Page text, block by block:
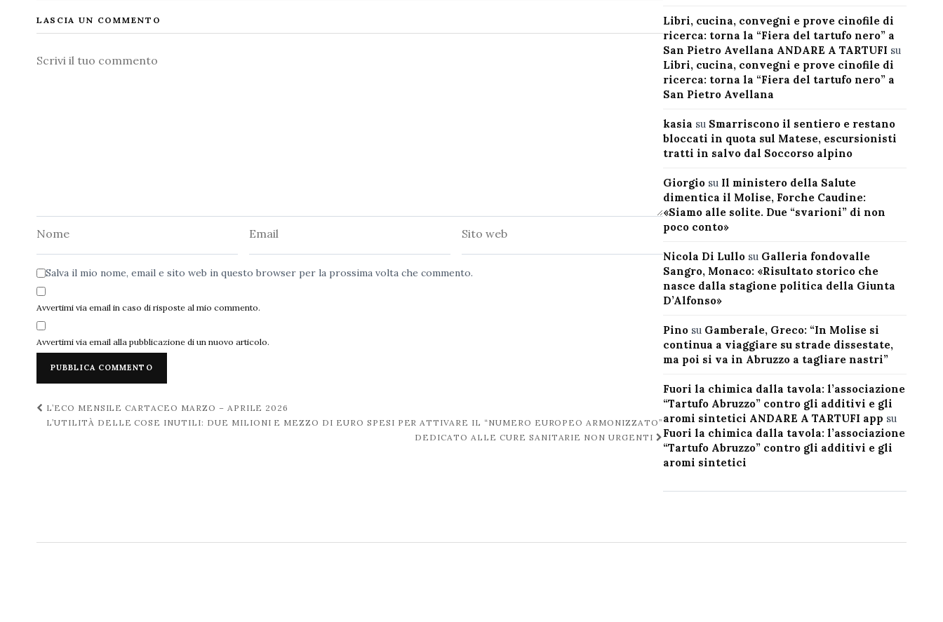
LASCIA UN COMMENTO
Commento
Salva il mio nome, email e sito web in questo browser per la prossima volta che commento.
Avvertimi via email in caso di risposte al mio commento.
Avvertimi via email alla pubblicazione di un nuovo articolo.
Navigazione
post
L’ECO MENSILE CARTACEO MARZO – APRILE 2026
L’UTILITÀ DELLE COSE INUTILI: DUE MILIONI E MEZZO DI EURO SPESI PER ATTIVARE IL “NUMERO EUROPEO ARMONIZZATO”
DEDICATO ALLE CURE SANITARIE NON URGENTI
Libri, cucina, convegni e prove cinofile di
ricerca: torna la “Fiera del tartufo nero” a
San Pietro Avellana ANDARE A TARTUFI su
Libri, cucina, convegni e prove cinofile di
ricerca: torna la “Fiera del tartufo nero” a
San Pietro Avellana
kasia su Smarriscono il sentiero e restano
bloccati in quota sul Matese, escursionisti
tratti in salvo dal Soccorso alpino
Giorgiosu Il ministero della Salute
dimentica il Molise, Forche Caudine:
«Siamo alle solite. Due “svarioni” di non
poco conto»
Nicola Di Lullosu Galleria fondovalle
Sangro, Monaco: «Risultato storico che
nasce dalla stagione politica della Giunta
D’Alfonso»
Pinosu Gamberale, Greco: “In Molise si
continua a viaggiare su strade dissestate,
ma poi si va in Abruzzo a tagliare nastri”
Fuori la chimica dalla tavola: l’associazione
“Tartufo Abruzzo” contro gli additivi e gli
aromi sintetici ANDARE A TARTUFI app su
Fuori la chimica dalla tavola: l’associazione
“Tartufo Abruzzo” contro gli additivi e gli
aromi sintetici